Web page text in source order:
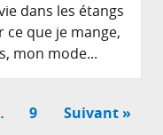
dans les étangs
ce que je mange,
mon mode...
9 Suivant »